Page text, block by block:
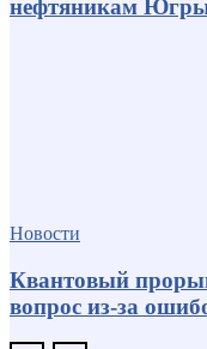
нефтяникам Югры
Новости
Квантовый
вопрос из-за